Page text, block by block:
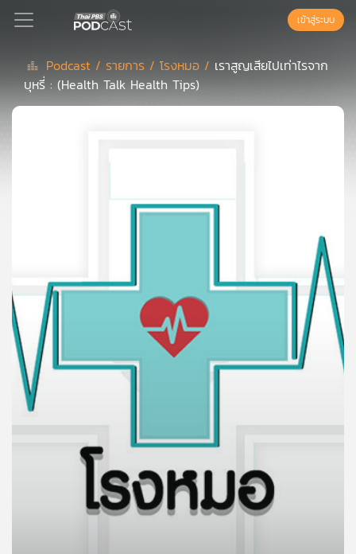
Podcast
ย์
ลิ
สต์
ของ
คุณ
เพลง
เข้าสู่ระบบ
Podcast / รายการ /โรงหมอ / เราสูญเสียไปเท่าไรจาก
บุหรี่ : (Health Talk Health Tips)